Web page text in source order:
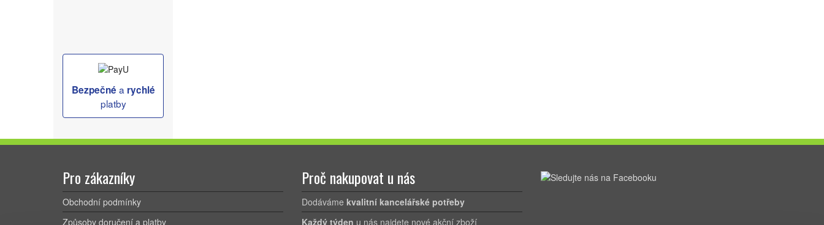
Bezpečné a rychlé
platby
Pro zákazníky
Obchodní podmínky
Způsoby doručení a platby
Proč nakupovat u nás
Dodáváme kvalitní kancelářské potřeby
Každý týden u nás najdete nové akční zboží